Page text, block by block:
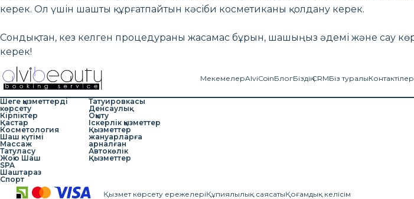
керек. Ол үшін шашты құрғатпайтын кәсіби косметиканы қолдану керек.
Сондықтан, кез келген процедураны жасамас бұрын, шашыңыз әдемі және сау
керек!
МекемелерAlviCoinБлогБіздің CRMБіз туралыКонтактілер
Шеге қызметтерді
көрсету
Кірпіктер
Қастар
Косметология
Шаш күтімі
Массаж
Татуласу
Жою Шаш
SPA
Шаштараз
Спорт
Татуировкасы
Денсаулық
Оқыту
Іскерлік қызметтер
Қызметтер
жануарларға
арналған
Автокөлік
Қызметтер
Қызмет көрсету ережелеріҚұпиялылық саясатыҚоғамдық келісім